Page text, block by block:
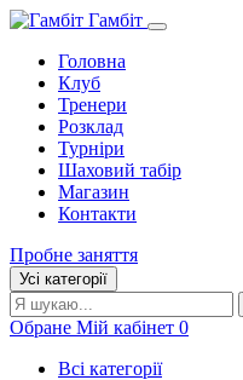
Гамбіт
Головна
Клуб
Тренери
Розклад
Турніри
Шаховий табір
Магазин
Контакти
Пробне заняття
Усі категорії
Пошук:
Обране Мій кабінет 0
Всі категорії